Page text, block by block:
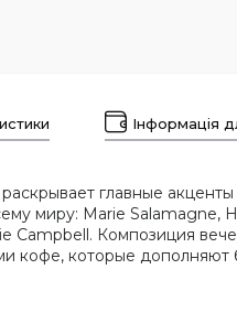
Інформація
главные
миру: Marie Salamagne,
Campbell. Композиция
кофе, которые дополняют